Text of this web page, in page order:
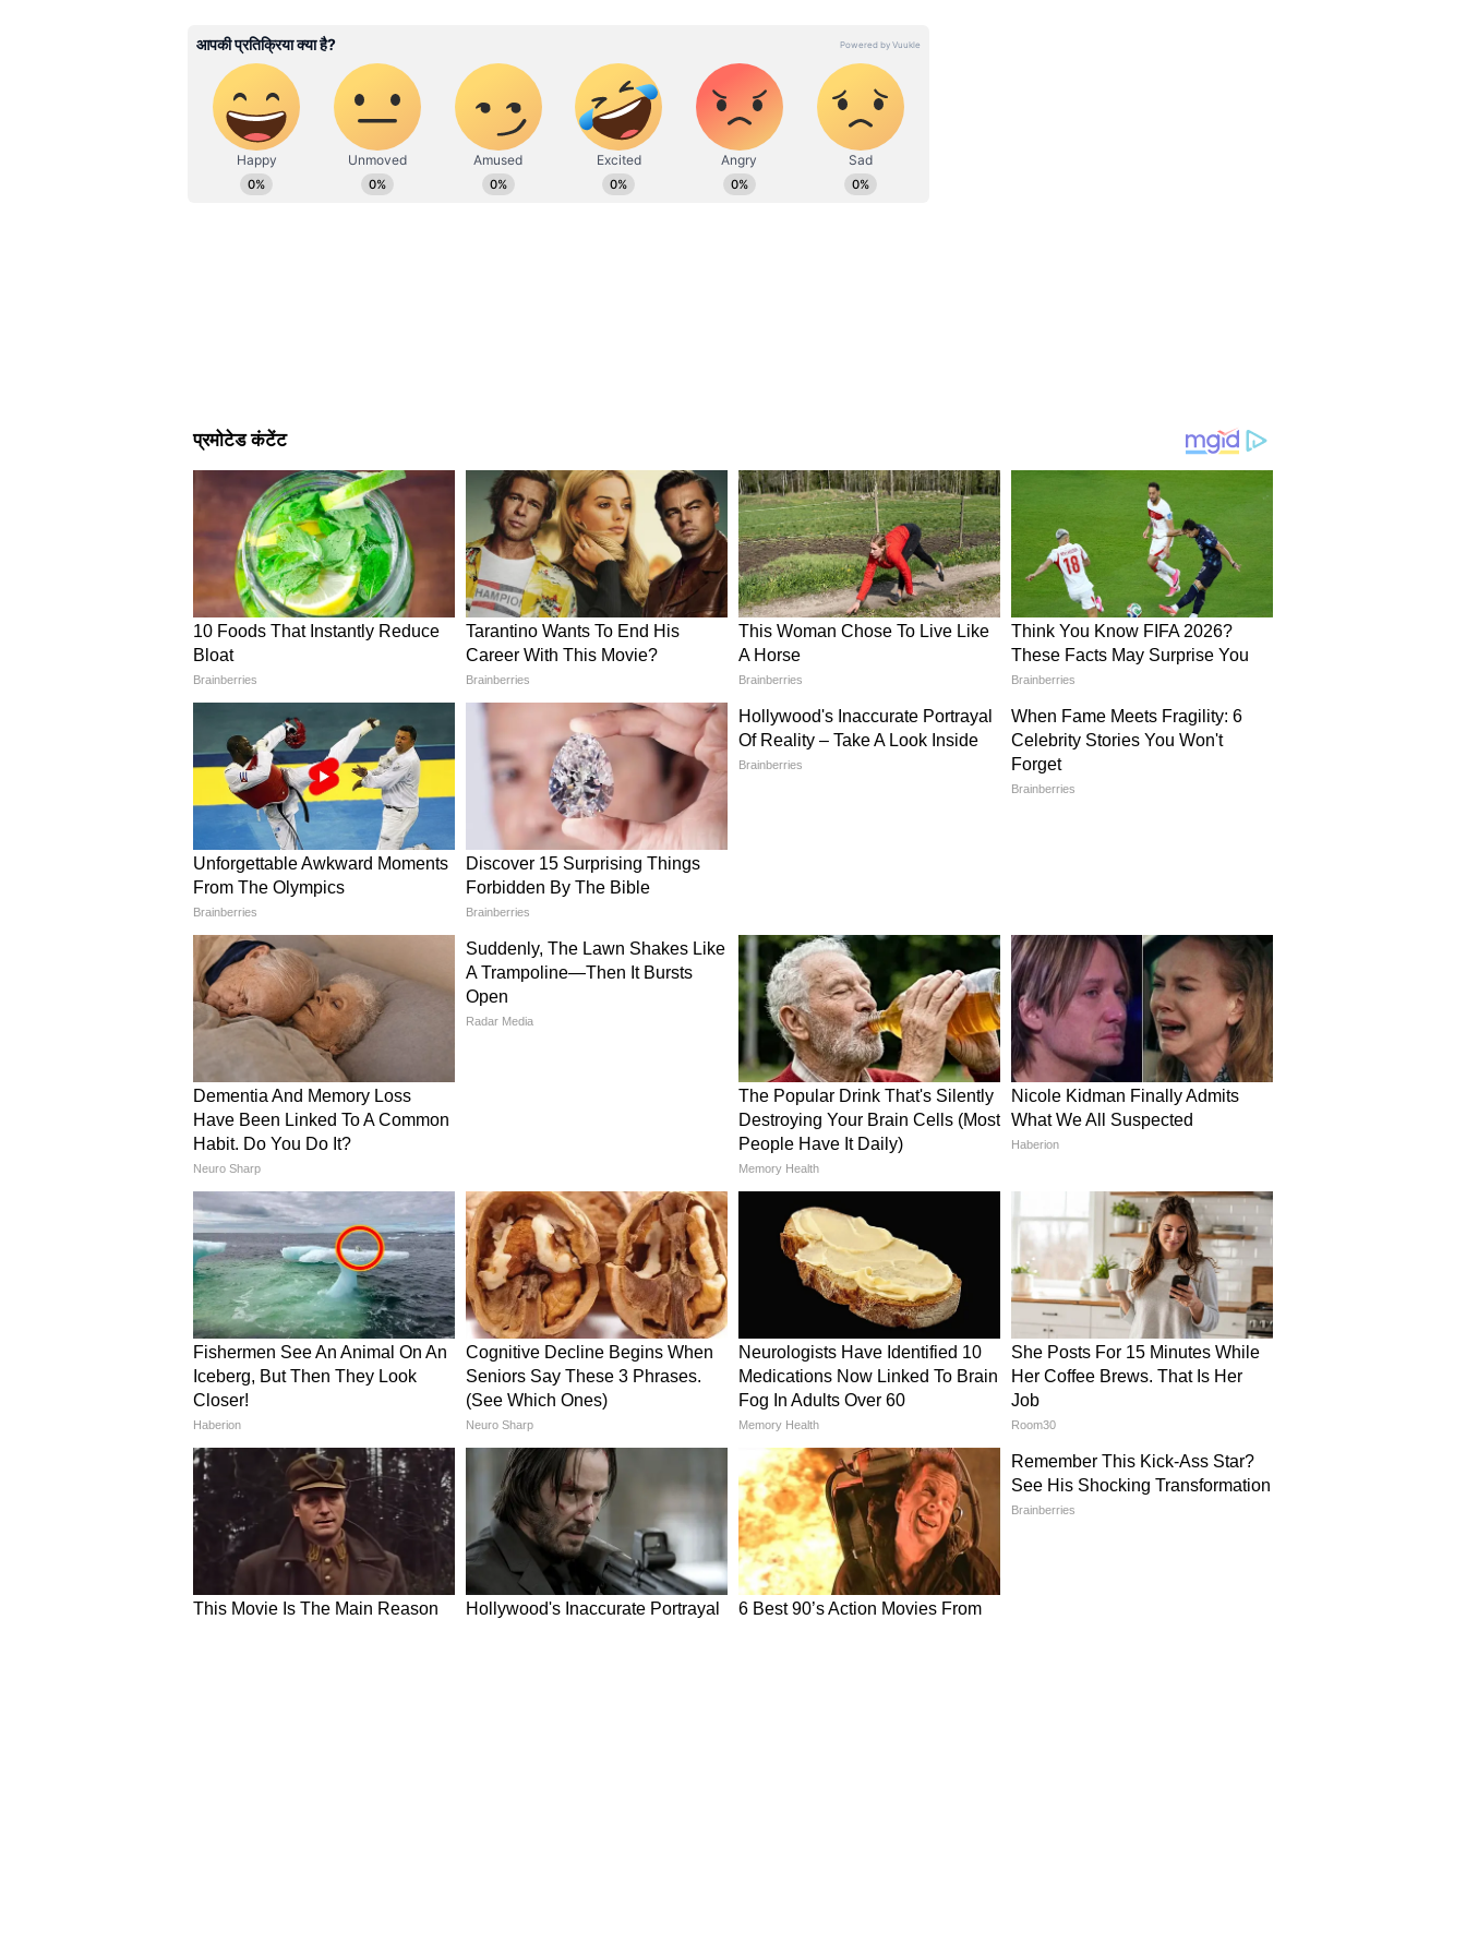
काम ही पूरा'
रामशंकर यादव उर्फ टिन्नू:चंपत राय के इस बेहद करीबी आरोपी के घर पर ताला लगा था। काफी
देर बाद उसकी बूढ़ी मां मौके पर पहुंची और कांपते हाथों से ताला खोला। पुलिस ने घर के अंदर
जाते ही बक्से, गुप्त अलमारियां और सारे कागजात खंगाल डाले।
मनीष यादव और सुभाष श्रीवास्तव:
टिन्नू के भतीजे मनीष और अंजनीपुरम में रहने वाले सुभाष
1. रामशंकर यादव उर्फ टिन्नू (चंपत राय के करीबी)
छापेमारी और स्थिति: पुलिस की टीम राम मंदिर से 2 किमी दूर स्वर्गद्वार मोहल्ले में स्थित इनके दो
मंजिला मकान पर पहुंची, जहाँ शुरुआत में ताला लगा मिला। कुछ देर बाद टिन्नू की मां मौके पर
पहुंचीं और ताला खोला।
पुलिस की कार्रवाई:पुलिस ने घर के अंदर रखे सभी जरूरी कागजातों, बक्सों और अलमारी की
गहन तलाशी ली और परिजनों के बयान दर्ज किए।
महत्वपूर्ण अपडेट:
पहली एफआईआर (FIR) इन्हीं के नाम पर दर्ज की गई थी।
2. मनीष यादव (टिन्नू का भतीजा)
छापेमारी और स्थिति:टिन्नू के घर के ठीक बगल में ही मनीष यादव का भी दो मंजिला मकान है,
जहाँ छापेमारी के वक्त ताला लटका मिला।
पुलिस की कार्रवाई:घर पर किसी के न मिलने के कारण पुलिस ने वहां रह रहे किराएदारों से मनीष
की गतिविधियों और ठिकाने के बारे में पूछताछ की।
3. अनुकल्प मिश्रा
छापेमारी और स्थिति:कौशलपुरी स्थित इनके आवास पर जब पुलिस ने दबिश दी तो इनकी मां ने
दरवाजा खोला।
पुलिस की कार्रवाई:
तीन पुलिसकर्मी जांच के लिए घर के अंदर गए, जबकि दो बाहर निगरानी
करते रहे। पुलिस ने खरीदी गई संपत्तियों के दस्तावेज और बैंक अकाउंट डिटेल्स खंगाले। इस
कार्रवाई में राजस्व अधिकारियों (लेखपालों) को भी शामिल किया गया था।
पारिवारिक प्रतिक्रिया:पड़ोसियों ने इनके माता-पिता को बहुत सीधा और सज्जन व्यक्ति बताया।
वहीं, अनुकल्प के दादा राजेंद्र मिश्रा ने कहा कि वह अभी भी पढ़ाई कर रहा है और उन्हें मंदिर में
उसके काम के बारे में कोई जानकारी नहीं थी।
4. रमाशंकर मिश्रा
छापेमारी और स्थिति: पुलिस की टीम ने इनके घर पहुंचकर भी अलमारी, बक्सों और कपड़ों को
हटाकर गहन तलाशी ली।
पुलिस की कार्रवाई:रमाशंकर के पिता छन्नू लाल मिश्र ने बताया कि पुलिस को घर से कुछ भी
ABOUT THE AUTHOR
SP
Surya Prakash Tripathi
सूर्य प्रकाश त्रिपाठी। 20 जुलाई 2003 से पत्रकारिता के क्षेत्र में कार्यरत। कुल 22 साल का अनुभव। 19 फरवरी 2024
से एशियानेट न्यूज हिंदी के साथ जुड़े हुए हैं। पत्रकारिता में परास्नातक की डिग्री के साथ इन्होंने डबल MA LLB भी किया
हुआ है। इन्होंने क्राइम, धर्म और राजनीति के साथ सामाजिक मुद्दों पर लिखने की रुचि है। हिंदी दैनिक आज, डेली न्यूज
एक्टिविस्ट, अमर उजाला, दैनिक भास्कर डिजिटल (DB DIGITAL) जैसे मीडिया संस्थानों में भी सूर्या सेवाएं दे चुके हैं।